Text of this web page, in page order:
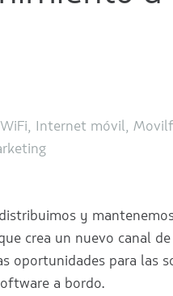
, Internet móvil,
y
crea un nuevo canal
oportunidades para las
a bordo.